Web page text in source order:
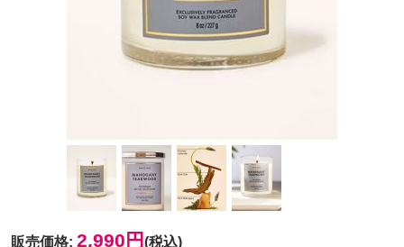
販売価格: 2,990円 (税込)